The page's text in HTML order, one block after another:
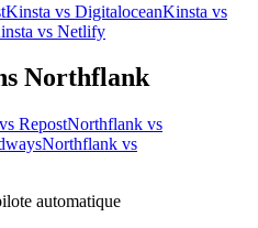
Kinsta vs DigitaloceanKinsta vs
vs Netlify
Northflank
RepostNorthflank vs
Northflank vs
automatique